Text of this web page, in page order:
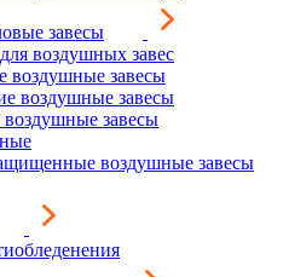
завесы
воздушных завес
воздушные завесы
воздушные завесы
завесы
воздушные завесы